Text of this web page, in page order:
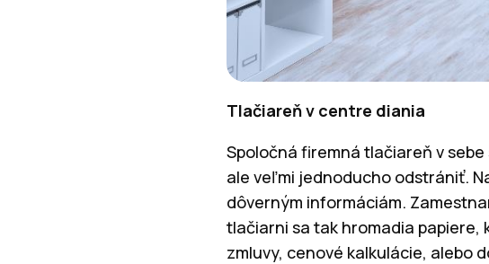
Tlačiareň v centre diania
Spoločná firemná tlačiareň v
ale veľmi jednoducho odstrániť.
dôverným informáciám.
tlačiarni sa tak hromadia papiere,
zmluvy, cenové kalkulácie, alebo